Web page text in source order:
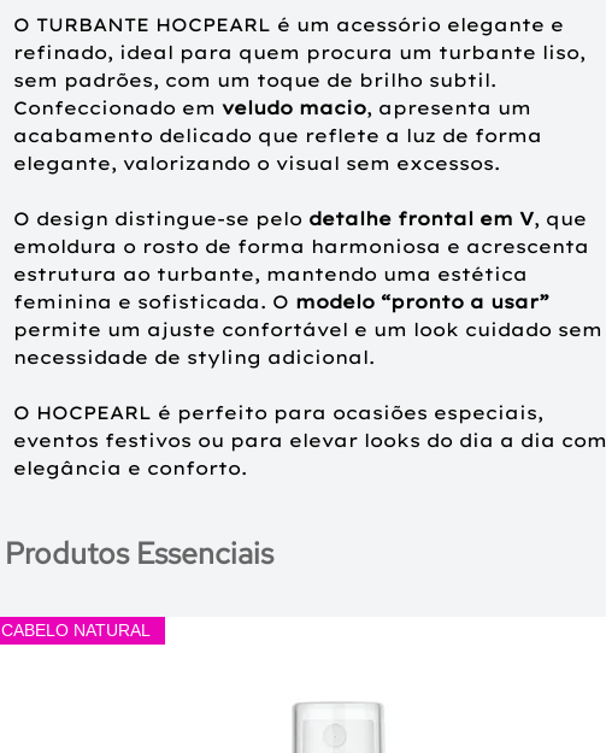
O TURBANTE HOCPEARL é um acessório elegante e
refinado, ideal para quem procura um turbante liso,
sem padrões, com um toque de brilho subtil.
Confeccionado em veludo macio, apresenta um
acabamento delicado que reflete a luz de forma
elegante, valorizando o visual sem excessos.
O design distingue-se pelo detalhe frontal em V, que
emoldura o rosto de forma harmoniosa e acrescenta
estrutura ao turbante, mantendo uma estética
feminina e sofisticada. O modelo “pronto a usar”
permite um ajuste confortável e um look cuidado sem
necessidade de styling adicional.
O HOCPEARL é perfeito para ocasiões especiais,
eventos festivos ou para elevar looks do dia a dia com
elegância e conforto.
Produtos Essenciais
CABELO NATURAL